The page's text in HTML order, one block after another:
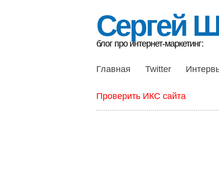
Сергей
блог про интернет-маркетинг:
Главная Twitter
Проверить ИКС сайта